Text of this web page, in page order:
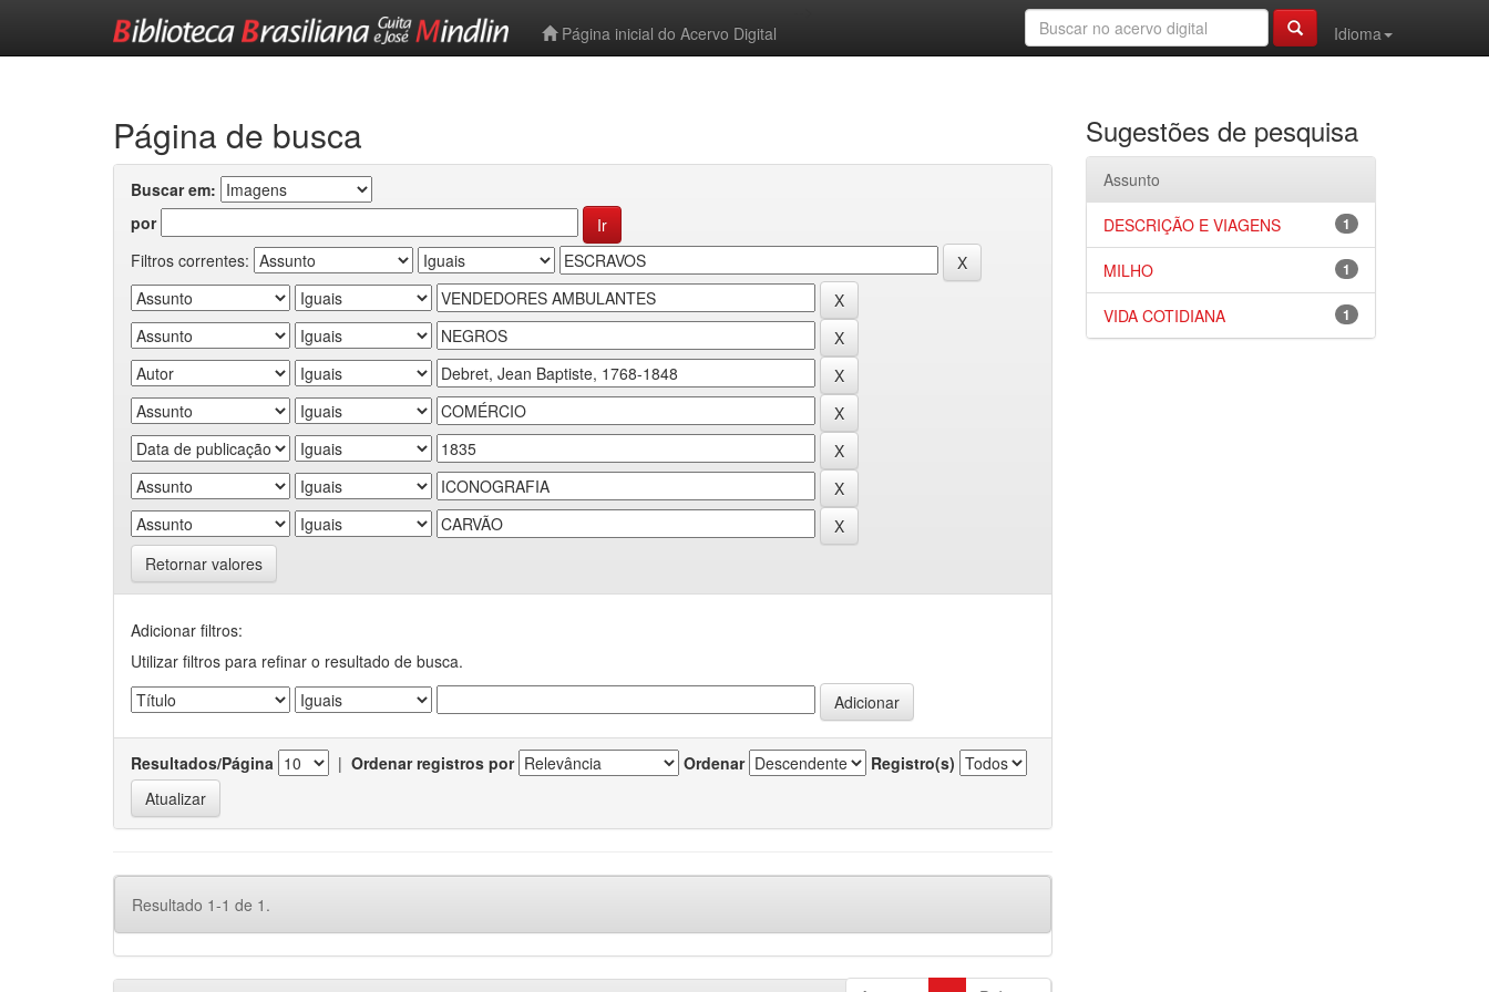
Página inicial do Acervo Digital
Idioma
Página de busca
Buscar em:
por
Filtros correntes:
Retornar valores
Adicionar filtros:
Utilizar filtros para refinar o resultado de busca.
Resultados/Página | Ordenar registros por Ordenar Registro(s)
Resultado 1-1 de 1.
Sugestões de pesquisa
Assunto
1
DESCRIÇÃO E VIAGENS
1
MILHO
1
VIDA COTIDIANA